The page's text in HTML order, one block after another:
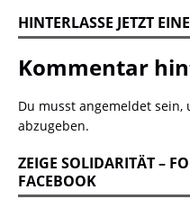
HINTERLASSE JETZT
Kommentar
Du musst angemeldet sein,
abzugeben.
ZEIGE SOLIDARITÄT –
FACEBOOK